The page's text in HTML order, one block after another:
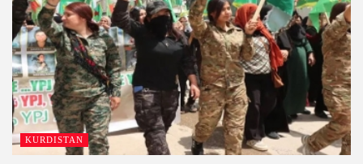
KURDISTAN